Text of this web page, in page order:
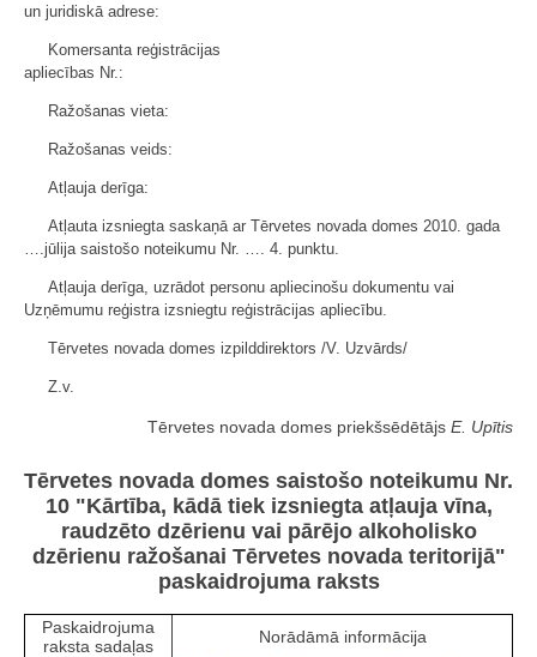
un juridiskā adrese:
Komersanta reģistrācijas
apliecības Nr.:
Ražošanas vieta:
Ražošanas veids:
Atļauja derīga:
Atļauta izsniegta saskaņā ar Tērvetes novada domes 2010. gada
….jūlija saistošo noteikumu Nr. …. 4. punktu.
Atļauja derīga, uzrādot personu apliecinošu dokumentu vai
Uzņēmumu reģistra izsniegtu reģistrācijas apliecību.
Tērvetes novada domes izpilddirektors /V. Uzvārds/
Z.v.
Tērvetes novada domes priekšsēdētājs E. Upītis
Tērvetes novada domes saistošo noteikumu Nr.
10 "Kārtība, kādā tiek izsniegta atļauja vīna,
raudzēto dzērienu vai pārējo alkoholisko
dzērienu ražošanai Tērvetes novada teritorijā"
paskaidrojuma raksts
Paskaidrojuma
raksta sadaļas
Norādāmā informācija